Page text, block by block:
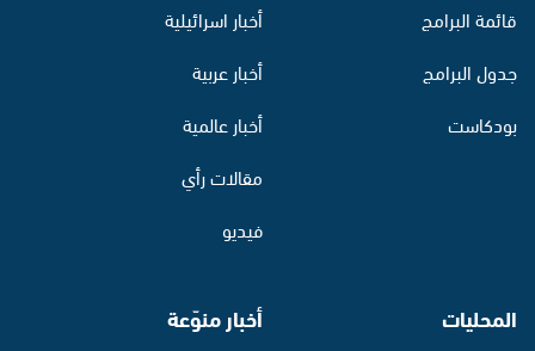
قائمة البرامج
جدول البرامج
بودكاست
أخبار اسرائيلية
أخبار عربية
أخبار عالمية
مقالات رأي
فيديو
المحليات أخبار منوّعة